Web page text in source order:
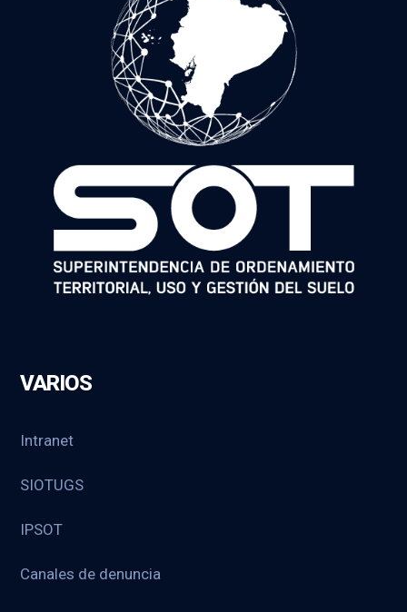
VARIOS
Intranet
SIOTUGS
IPSOT
Canales de denuncia